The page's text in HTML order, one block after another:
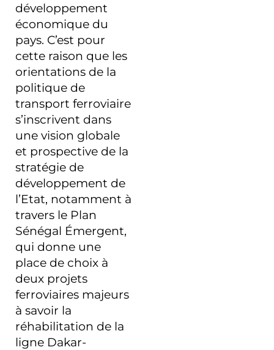
développement
économique du
pays. C’est pour
cette raison que les
orientations de la
politique de
transport ferroviaire
s’inscrivent dans
une vision globale
et prospective de la
stratégie de
développement de
l’Etat, notamment à
travers le Plan
Sénégal Émergent,
qui donne une
place de choix à
deux projets
ferroviaires majeurs
à savoir la
réhabilitation de la
ligne Dakar-